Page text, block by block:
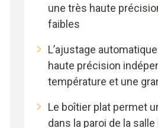
une très haute
faibles
L’ajustage
haute précision
température et une
Le boîtier plat permet
dans la paroi de la